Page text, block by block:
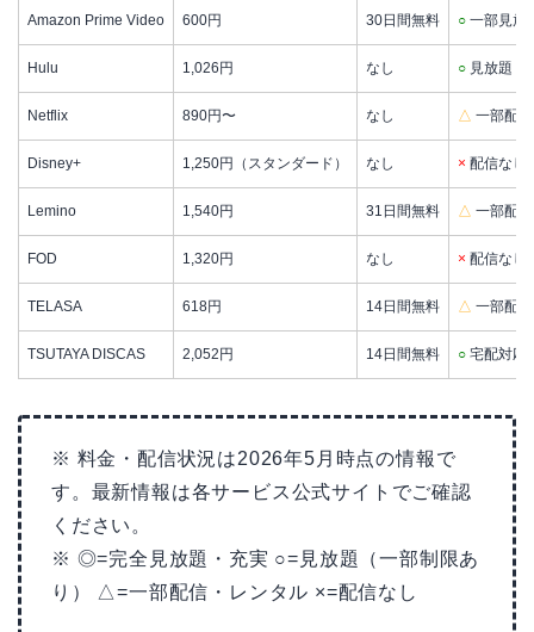
Amazon Prime Video 600円 30日間無料 ○ 一部見放
Hulu 1,026円 なし ○ 見放題
Netflix 890円〜 なし △ 一部配信
Disney+ 1,250円（スタンダード） なし × 配信なし
Lemino 1,540円 31日間無料 △ 一部配信
FOD 1,320円 なし × 配信なし
TELASA 618円 14日間無料 △ 一部配信
TSUTAYA DISCAS 2,052円 14日間無料 ○ 宅配対応
※ 料金・配信状況は2026年5月時点の情報で
す。最新情報は各サービス公式サイトでご確認
ください。
※ ◎=完全見放題・充実 ○=見放題（一部制限あ
り） △=一部配信・レンタル ×=配信なし